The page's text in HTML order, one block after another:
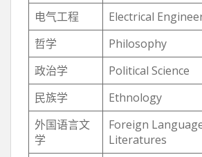
电气工程
Electrical
哲学
Philosophy
政治学
Political Science
民族学
Ethnology
外国语言文
学
Foreign
Literatures